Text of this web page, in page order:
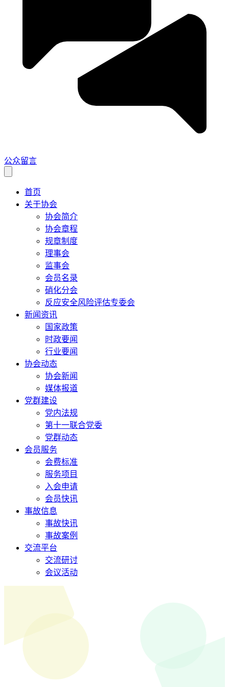
公众留言
首页
关于协会
协会简介
协会章程
规章制度
理事会
监事会
会员名录
硝化分会
反应安全风险评估专委会
新闻资讯
国家政策
时政要闻
行业要闻
协会动态
协会新闻
媒体报道
党群建设
党内法规
第十一联合党委
党群动态
会员服务
会费标准
服务项目
入会申请
会员快讯
事故信息
事故快讯
事故案例
交流平台
交流研讨
会议活动